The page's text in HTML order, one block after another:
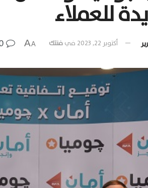
للعملاء
أكتوبر 22, 2023 فيفنتك A
A